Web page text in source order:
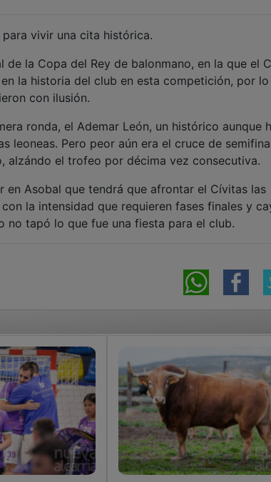
vivir una cita histórica.
la Copa del Rey de balonmano, en la que el
la historia del club en esta competición, por
con ilusión.
ronda, el Ademar León, un histórico aunque
leoneas. Pero peor aún era el cruce de
alzándo el trofeo por décima vez consecutiva.
Asobal que tendrá que afrontar el Cívitas las
la intensidad que requieren fases finales y
no tapó lo que fue una fiesta para el club.